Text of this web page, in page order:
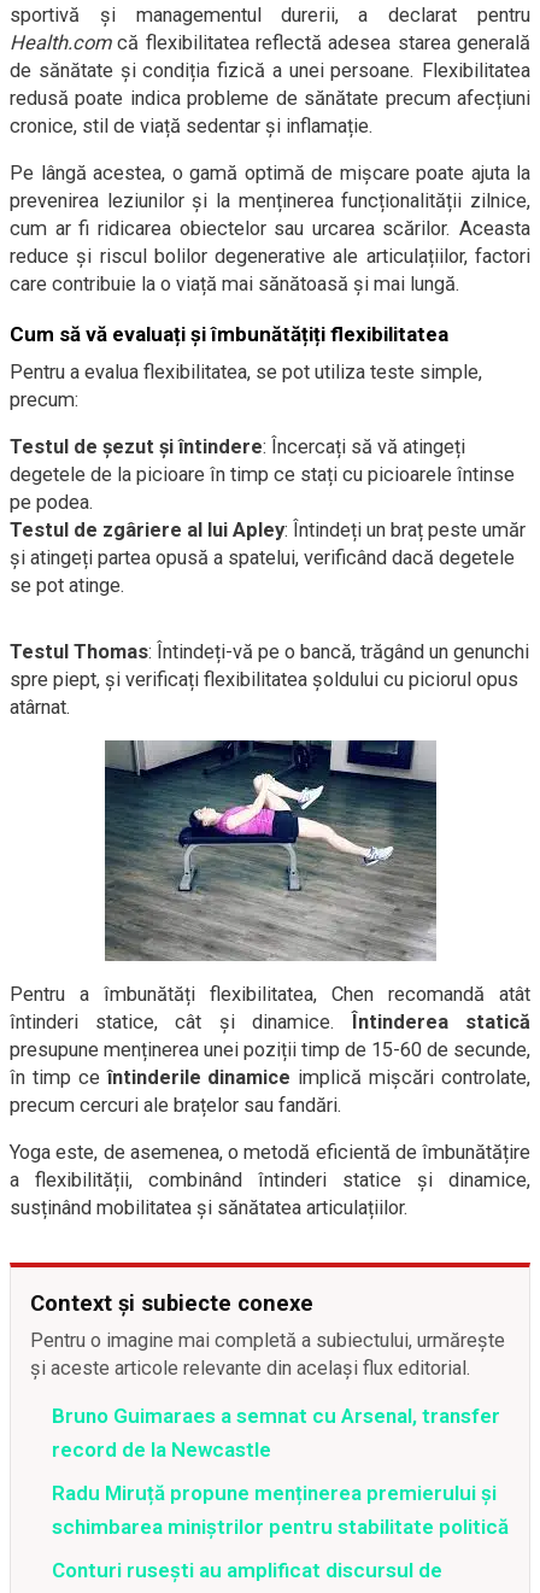
sportivă și managementul durerii, a declarat pentru
Health.comcă flexibilitatea reflectă adesea starea generală
de sănătate și condiția fizică a unei persoane. Flexibilitatea
redusă poate indica probleme de sănătate precum afecțiuni
cronice, stil de viață sedentar și inflamație.
Pe lângă acestea, o gamă optimă de mișcare poate ajuta la
prevenirea leziunilor și la menținerea funcționalității zilnice,
cum ar fi ridicarea obiectelor sau urcarea scărilor. Aceasta
reduce și riscul bolilor degenerative ale articulațiilor, factori
care contribuie la o viață mai sănătoasă și mai lungă.
Cum să vă evaluați și îmbunătățiți flexibilitatea
Pentru a evalua flexibilitatea, se pot utiliza teste simple,
precum:
Testul de șezut și întindere: Încercați să vă atingeți
degetele de la picioare în timp ce stați cu picioarele întinse
pe podea.
Testul de zgâriere al lui Apley: Întindeți un braț peste umăr
și atingeți partea opusă a spatelui, verificând dacă degetele
se pot atinge.
Testul Thomas: Întindeți-vă pe o bancă, trăgând un genunchi
spre piept, și verificați flexibilitatea șoldului cu piciorul opus
atârnat.
Pentru a îmbunătăți flexibilitatea, Chen recomandă atât
întinderi statice, cât și dinamice. Întinderea statică
presupune menținerea unei poziții timp de 15-60 de secunde,
în timp ceîntinderile dinamice implică mișcări controlate,
precum cercuri ale brațelor sau fandări.
Yoga este, de asemenea, o metodă eficientă de îmbunătățire
a flexibilității, combinând întinderi statice și dinamice,
susținând mobilitatea și sănătatea articulațiilor.
Context și subiecte conexe
Pentru o imagine mai completă a subiectului, urmărește
și aceste articole relevante din același flux editorial.
Bruno Guimaraes a semnat cu Arsenal, transfer
record de la Newcastle
Radu Miruță propune menținerea premierului și
schimbarea miniștrilor pentru stabilitate politică
Conturi rusești au amplificat discursul de